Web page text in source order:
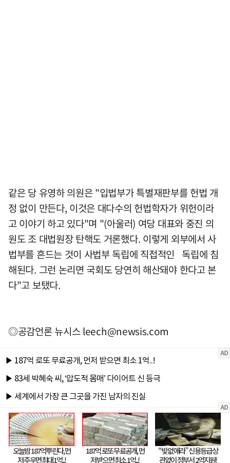
같은 당 유영하 의원은 "입법부가 특별재판부를 헌법 개
정 없이 만든다, 이것은 대다수의 헌법학자가 위헌이라
고 이야기 하고 있다"며 "(아울러) 여당 대표와 중진 의
원도 조 대법원장 탄핵도 거론했다. 이렇게 외부에서 사
법부를 흔드는 것이 사법부 독립에 직접적인 독립에 침
해된다. 그런 논리면 국회도 당연히 해산돼야 한다고 본
다"고 보탰다.
◎공감언론 뉴시스leech@newsis.com